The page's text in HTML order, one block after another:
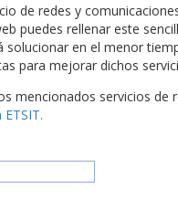
de redes y
puedes rellenar este
en el menor
para mejorar dichos
mencionados servicios de